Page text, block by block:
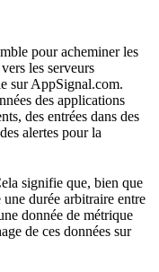
pour acheminer les
les serveurs
sur AppSignal.com.
des applications
des entrées dans des
alertes pour la
signifie que, bien que
durée arbitraire entre
donnée de métrique
de ces données sur